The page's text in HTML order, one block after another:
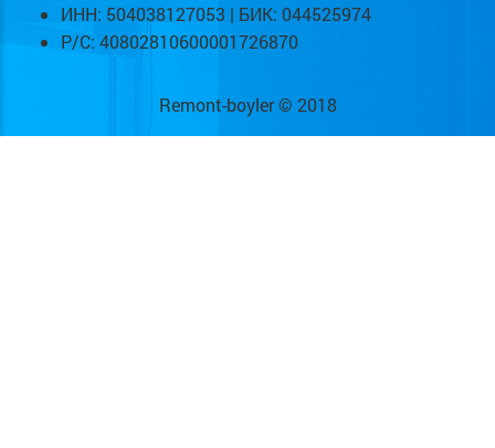
ИНН: 504038127053 | БИК: 044525974
Р/С: 40802810600001726870
Remont-boyler © 2018